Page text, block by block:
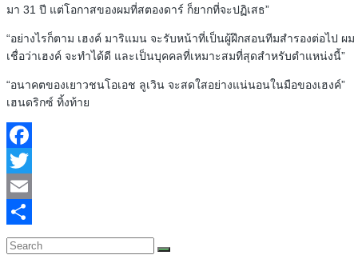
มา 31 ปี แต่โอกาสของผมที่สตองดาร์ ก็ยากที่จะปฏิเสธ”
“อย่างไรก็ตาม เฮงค์ มาริแมน จะรับหน้าที่เป็นผู้ฝึกสอนทีมสำรองต่อไป ผม
เชื่อว่าเฮงค์ จะทำได้ดี และเป็นบุคคลที่เหมาะสมที่สุดสำหรับตำแหน่งนี้”
“อนาคตของเยาวชนโอเอช ลูเวิน จะสดใสอย่างแน่นอนในมือของเฮงค์”
เฮนดริกซ์ ทิ้งท้าย
Facebook
Twitter
Email
Share